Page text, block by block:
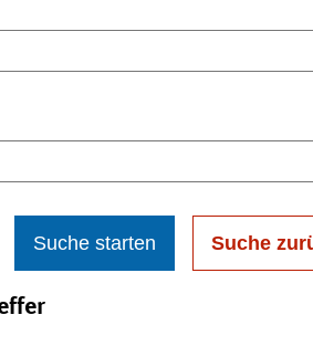
Suche starten Suche